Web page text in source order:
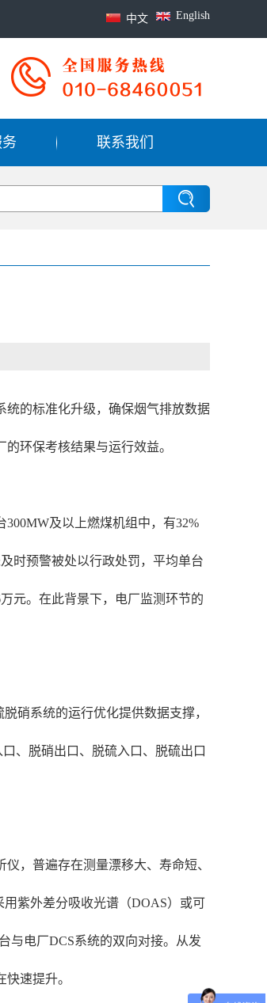
English
中文
联系我们
统的标准化升级，确保烟气排放数据
环保考核结果与运行效益。
及以上燃煤机组中，有32%
时预警被处以行政处罚，平均单台
元。在此背景下，电厂监测环节的
硝系统的运行优化提供数据支撑，
、脱硝出口、脱硫入口、脱硫出口
，普遍存在测量漂移大、寿命短、
紫外差分吸收光谱（DOAS）或可
与电厂DCS系统的双向对接。从发
速提升。